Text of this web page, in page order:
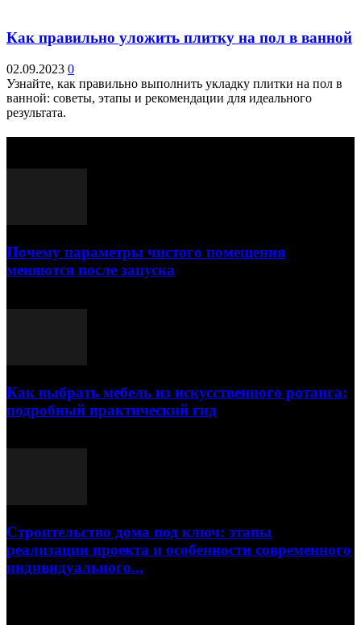
Как правильно уложить плитку на пол в ванной
02.09.2023 0
Узнайте, как правильно выполнить укладку плитки на пол в
ванной: советы, этапы и рекомендации для идеального
результата.
Почему параметры чистого помещения
меняются после запуска
Как выбрать мебель из искусственного ротанга:
подробный практический гид
Строительство дома под ключ: этапы
реализации проекта и особенности современного
индивидуального...